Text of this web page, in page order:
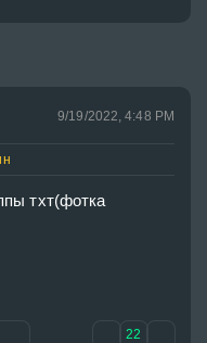
9/19/2022, 4:48 PM
тхт(фотка
22